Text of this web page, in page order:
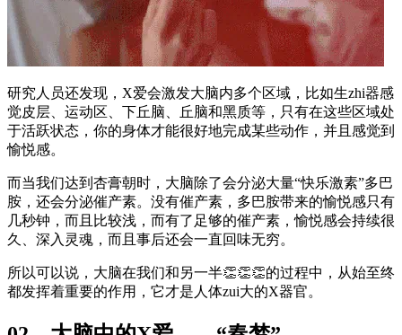
研究人员还发现，X爱会激发大脑内多个区域，比如生zhi器感
觉皮层、运动区、下丘脑、丘脑和黑质等，只有在这些区域处
于活跃状态，你的身体才能很好地完成某些动作，并且感觉到
愉悦感。
而当我们达到杏膏朝时，大脑除了会分泌大量“快乐激素”多巴
胺，还会分泌催产素。没有催产素，多巴胺带来的愉悦感只有
几秒钟，而且比较浅，而有了足够的催产素，愉悦感会持续很
久、深入灵魂，而且事后还会一直回味无穷。
所以可以说，大脑在我们和另一半👏👏👏的过程中，从始至终
都发挥着重要的作用，它才是人体zui大的X器官。